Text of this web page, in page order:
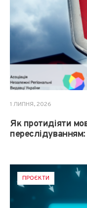
1 ЛИПНЯ, 2026
Як протидіяти
ПРОЄКТИ